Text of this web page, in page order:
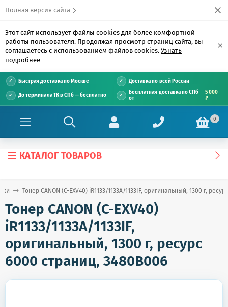
Полная версия сайта
Этот сайт использует файлы cookies для более комфортной
работы пользователя. Продолжая просмотр страниц сайта, вы
соглашаетесь с использованием файлов cookies. Узнать
подробнее
×
Быстрая доставка по Москве Доставка по всей России
До терминала ТК в СПб — бесплатно
Бесплатная доставка по СПб
от
5 000
₽
0
КАТАЛОГ ТОВАРОВ
Тонер CANON (C-EXV40) iR1133/1133A/1133IF, оригинальный, 1300 г,
Тонер CANON (C-EXV40)
iR1133/1133A/1133IF,
оригинальный, 1300 г, ресурс
6000 страниц, 3480B006